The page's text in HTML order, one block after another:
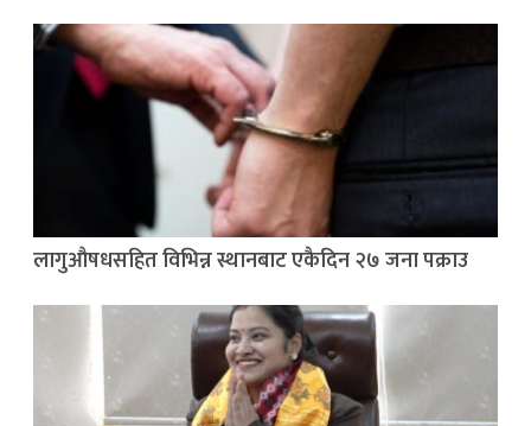
लागुऔषधसहित विभिन्न स्थानबाट एकैदिन २७ जना पक्राउ